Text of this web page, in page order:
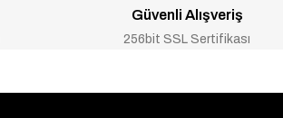
Güvenli Alışveriş
256bit SSL Sertifikası